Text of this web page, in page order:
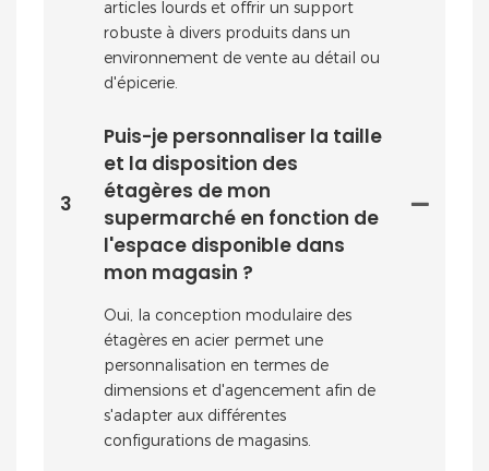
articles lourds et offrir un support
robuste à divers produits dans un
environnement de vente au détail ou
d'épicerie.
3
Puis-je personnaliser la taille
et la disposition des
étagères de mon
supermarché en fonction de
l'espace disponible dans
mon magasin ?
Oui, la conception modulaire des
étagères en acier permet une
personnalisation en termes de
dimensions et d'agencement afin de
s'adapter aux différentes
configurations de magasins.